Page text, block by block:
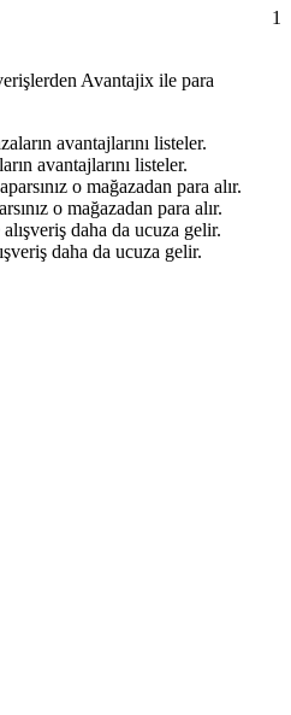
1
Avantajix ile para
avantajlarını listeler.
o mağazadan para alır.
daha da ucuza gelir.